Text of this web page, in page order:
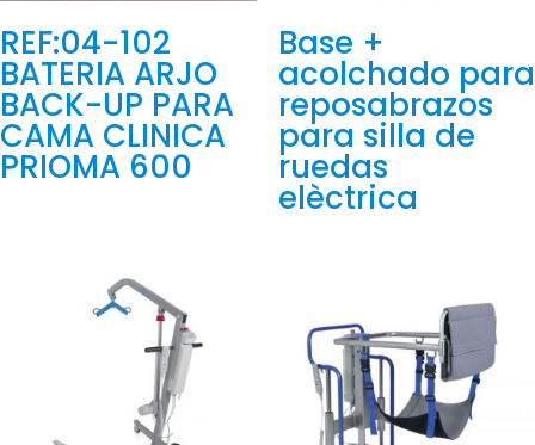
REF:04-102
BATERIA ARJO
BACK-UP PARA
CAMA CLINICA
PRIOMA 600
Base +
acolchado para
reposabrazos
para silla de
ruedas
elèctrica